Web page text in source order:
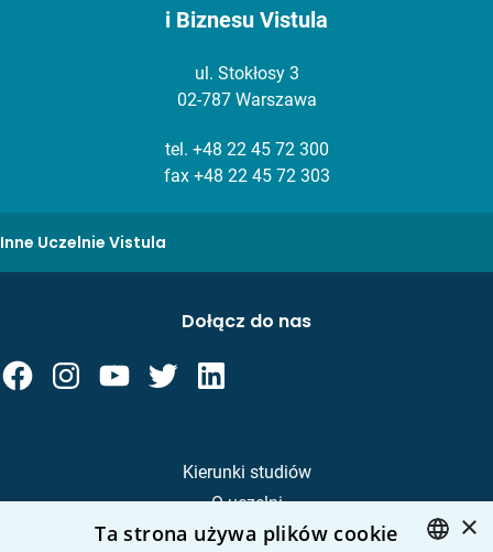
i Biznesu Vistula
ul. Stokłosy 3
02-787 Warszawa
tel. +48 22 45 72 300
fax +48 22 45 72 303
Inne Uczelnie Vistula
Kierunki studiów
O uczelni
Kandydat
Dołącz do nas
×
Ta strona używa plików cookie